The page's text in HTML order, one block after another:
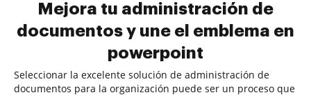
Mejora tu administración de
documentos y une el emblema en
powerpoint
Seleccionar la excelente solución de administración de
documentos para la organización puede ser un proceso que